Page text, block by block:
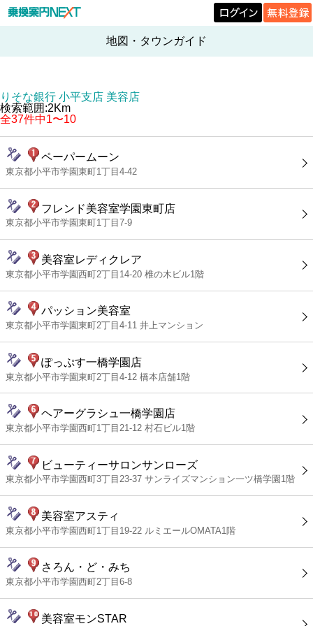
地図・タウンガイド
りそな銀行 小平支店 美容店
検索範囲:2Km
全37件中1〜10
ペーパームーン
東京都小平市学園東町1丁目4-42
フレンド美容室学園東町店
東京都小平市学園東町1丁目7-9
美容室レディクレア
東京都小平市学園西町2丁目14-20 椎の木ビル1階
パッション美容室
東京都小平市学園東町2丁目4-11 井上マンション
ぽっぷす一橋学園店
東京都小平市学園東町2丁目4-12 橋本店舗1階
ヘアーグラシュ一橋学園店
東京都小平市学園西町1丁目21-12 村石ビル1階
ビューティーサロンサンローズ
東京都小平市学園西町3丁目23-37 サンライズマンション一ツ橋学園1階
美容室アスティ
東京都小平市学園西町1丁目19-22 ルミエールOMATA1階
さろん・ど・みち
東京都小平市学園西町2丁目6-8
美容室モンSTAR